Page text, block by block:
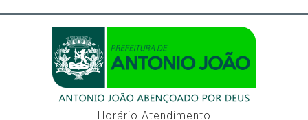
Horário Atendimento